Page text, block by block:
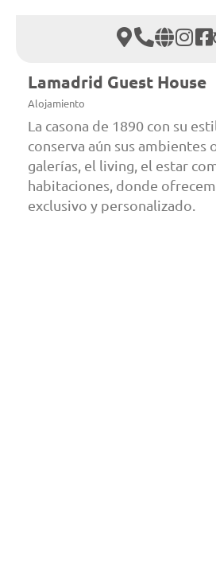
Lamadrid Guest House
Alojamiento
La casona de 1890 con su
conserva aún sus ambientes
galerías, el living, el estar
habitaciones, donde
exclusivo y personalizado.